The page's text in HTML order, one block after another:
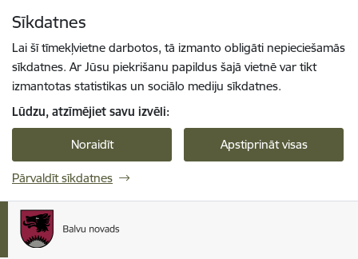
Sīkdatnes
Lai šī tīmekļvietne darbotos, tā izmanto obligāti nepieciešamās
sīkdatnes. Ar Jūsu piekrišanu papildus šajā vietnē var tikt
izmantotas statistikas un sociālo mediju sīkdatnes.
Lūdzu, atzīmējiet savu izvēli:
Noraidīt Apstiprināt visas
Pārvaldīt sīkdatnes